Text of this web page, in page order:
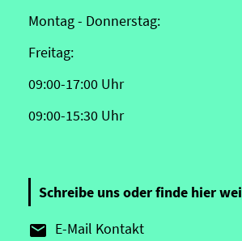
Montag - Donnerstag:
Freitag:
09:00-17:00 Uhr
09:00-15:30 Uhr
Schreibe uns oder finde hier
 E-Mail Kontakt